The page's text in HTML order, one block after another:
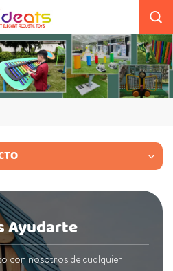
Ayudarte
con nosotros de cualquier